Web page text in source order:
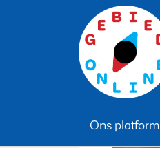
Ons platform